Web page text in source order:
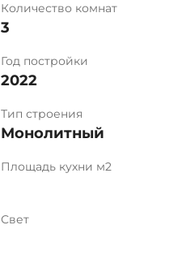
Количество комнат
3
Год постройки
2022
Тип строения
Монолитный
Площадь кухни м2
Свет